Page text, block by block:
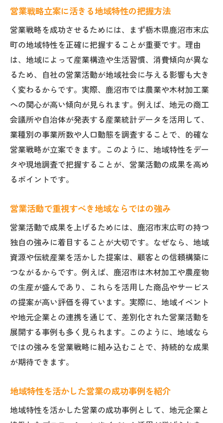
営業戦略立案に活きる地域特性の把握方法
営業戦略を成功させるためには、まず栃木県鹿沼市末広
町の地域特性を正確に把握することが重要です。理由
は、地域によって産業構造や生活習慣、消費傾向が異な
るため、自社の営業活動が地域社会に与える影響も大き
く変わるからです。実際、鹿沼市では農業や木材加工業
への関心が高い傾向が見られます。例えば、地元の商工
会議所や自治体が発表する産業統計データを活用して、
業種別の事業所数や人口動態を調査することで、的確な
営業戦略が立案できます。このように、地域特性をデー
タや現地調査で把握することが、営業活動の成果を高め
るポイントです。
営業活動で重視すべき地域ならではの強み
営業活動で成果を上げるためには、鹿沼市末広町の持つ
独自の強みに着目することが大切です。なぜなら、地域
資源や伝統産業を活かした提案は、顧客との信頼構築に
つながるからです。例えば、鹿沼市は木材加工や農産物
の生産が盛んであり、これらを活用した商品やサービス
の提案が高い評価を得ています。実際に、地域イベント
や地元企業との連携を通じて、差別化された営業活動を
展開する事例も多く見られます。このように、地域なら
ではの強みを営業戦略に組み込むことで、持続的な成果
が期待できます。
地域特性を活かした営業の成功事例を紹介
地域特性を活かした営業の成功事例として、地元企業と